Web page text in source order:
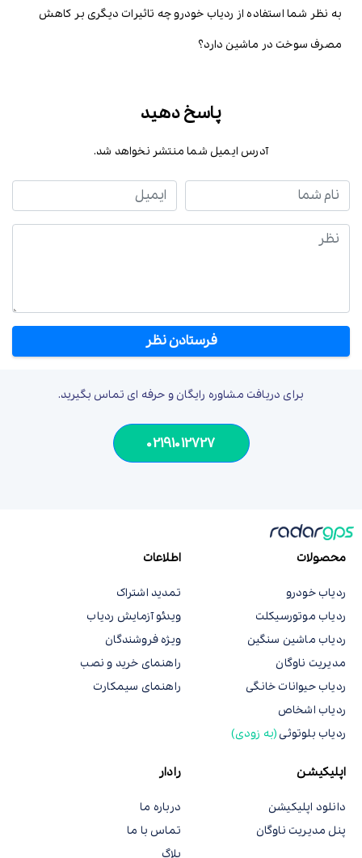
به نظر شما استفاده از ردیاب خودرو چه تاثیرات دیگری بر کاهش
مصرف سوخت در ماشین دارد؟
پاسخ دهید
آدرس ایمیل شما منتشر نخواهد شد.
نام شما ایمیل
نظر
برای دریافت مشاوره رایگان و حرفه ای تماس بگیرید.
02191012727
محصولات
ردیاب خودرو
ردیاب موتورسیکلت
ردیاب ماشین سنگین
مدیریت ناوگان
ردیاب حیوانات خانگی
ردیاب اشخاص
ردیاب بلوتوثی (به زودی)
اطلاعات
تمدید اشتراک
ویدئو آزمایش ردیاب
ویژه فروشندگان
راهنمای خرید و نصب
راهنمای سیمکارت
اپلیکیشن
دانلود اپلیکیشن
پنل مدیریت ناوگان
رادار
درباره ما
تماس با ما
بلاگ